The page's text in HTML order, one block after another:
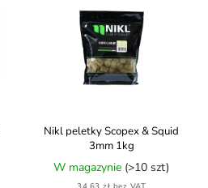
Nikl peletky Scopex & Squid
3mm 1kg
W magazynie (>10 szt)